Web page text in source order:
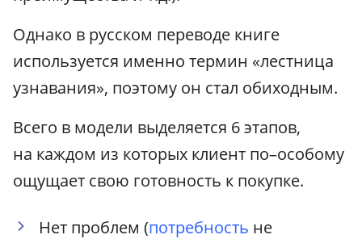
Однако в русском переводе книге
используется именно термин «лестница
узнавания», поэтому он стал обиходным.
Всего в модели выделяется 6 этапов,
на каждом из которых клиент по–особому
ощущает свою готовность к покупке.
Нет проблем (потребность не